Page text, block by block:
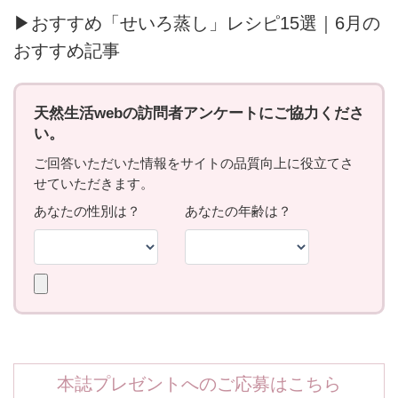
▶おすすめ「せいろ蒸し」レシピ15選｜6月の
おすすめ記事
本誌プレゼントへのご応募はこちら